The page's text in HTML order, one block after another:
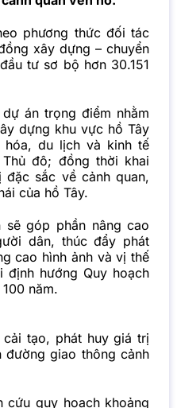
phương thức đối tác
xây dựng – chuyển
tư sơ bộ hơn 30.151
án trọng điểm nhằm
dựng khu vực hồ Tây
hóa, du lịch và kinh tế
đô; đồng thời khai
sắc về cảnh quan,
của hồ Tây.
góp phần nâng cao
dân, thúc đẩy phát
cao hình ảnh và vị thế
hướng Quy hoạch
năm.
tạo, phát huy giá trị
đường giao thông cảnh
cứu quy hoạch khoảng